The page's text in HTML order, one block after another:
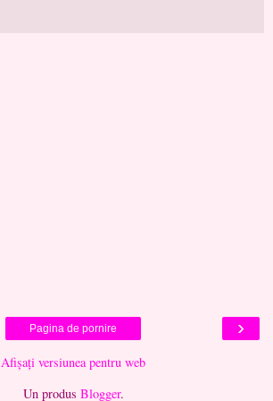
›
Pagina de pornire
Afișați versiunea pentru web
Un produs Blogger.